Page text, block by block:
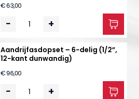
€ 63,00
- +
Aandrijfasdopset – 6-delig (1/2”,
12-kant dunwandig)
€ 96,00
- +